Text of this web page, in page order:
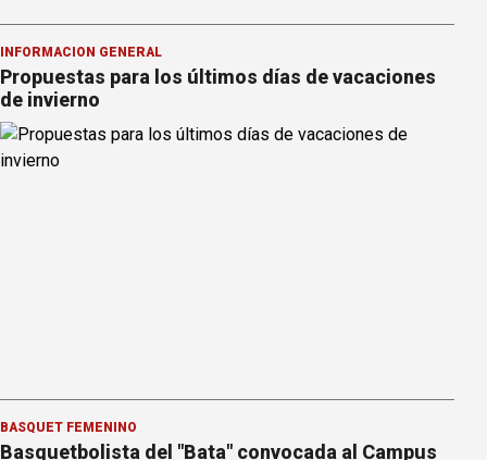
INFORMACION GENERAL
Propuestas para los últimos días de vacaciones
de invierno
BÁSQUET FEMENINO
Basquetbolista del "Bata" convocada al Campus